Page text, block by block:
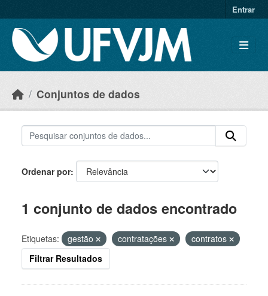
Entrar
Conjuntos de dados
Ordenar por
1 conjunto de dados encontrado
Etiquetas: gestão contratações
contratos
Filtrar Resultados